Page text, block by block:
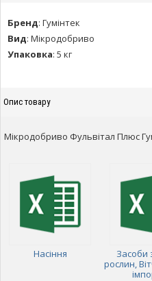
Бренд: Гумінтек
Вид: Мікродобриво
Упаковка: 5 кг
Опис товару
Мікродобриво Фульвітал Плюс
Насіння
Засоби
рослин,